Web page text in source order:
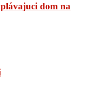
dom na